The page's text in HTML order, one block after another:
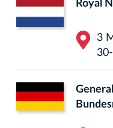
Royal
3